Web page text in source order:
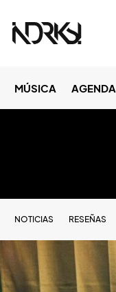
MÚSICA AGENDA
NOTICIAS RESEÑAS